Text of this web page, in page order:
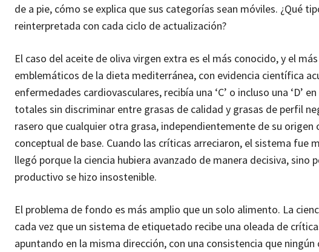
de a pie, cómo se explica que sus categorías sean móviles. ¿Qué
reinterpretada con cada ciclo de actualización?
El caso del aceite de oliva virgen extra es el más conocido, y el
emblemáticos de la dieta mediterránea, con evidencia científica
enfermedades cardiovasculares, recibía una ‘C’ o incluso una
totales sin discriminar entre grasas de calidad y grasas de perfil
rasero que cualquier otra grasa, independientemente de su
conceptual de base. Cuando las críticas arreciaron, el sistema
llegó porque la ciencia hubiera avanzado de manera decisiva,
productivo se hizo insostenible.
El problema de fondo es más amplio que un solo alimento. La
cada vez que un sistema de etiquetado recibe una oleada de
apuntando en la misma dirección, con una consistencia que